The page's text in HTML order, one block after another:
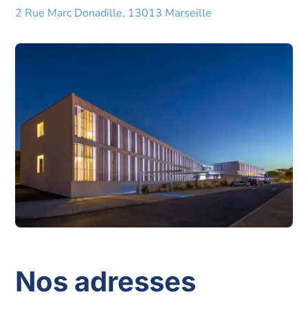
2 Rue Marc Donadille, 13013 Marseille
Nos adresses